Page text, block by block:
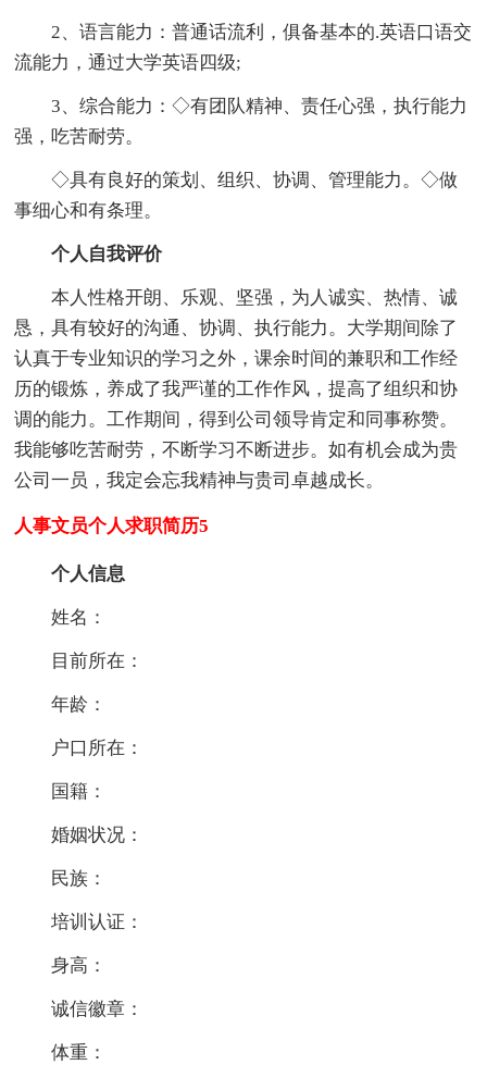
2、语言能力：普通话流利，俱备基本的.英语口语交
流能力，通过大学英语四级;
3、综合能力：◇有团队精神、责任心强，执行能力
强，吃苦耐劳。
◇具有良好的策划、组织、协调、管理能力。◇做
事细心和有条理。
个人自我评价
本人性格开朗、乐观、坚强，为人诚实、热情、诚
恳，具有较好的沟通、协调、执行能力。大学期间除了
认真于专业知识的学习之外，课余时间的兼职和工作经
历的锻炼，养成了我严谨的工作作风，提高了组织和协
调的能力。工作期间，得到公司领导肯定和同事称赞。
我能够吃苦耐劳，不断学习不断进步。如有机会成为贵
公司一员，我定会忘我精神与贵司卓越成长。
人事文员个人求职简历5
个人信息
姓名：
目前所在：
年龄：
户口所在：
国籍：
婚姻状况：
民族：
培训认证：
身高：
诚信徽章：
体重：